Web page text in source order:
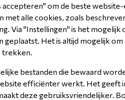
Bengio seat pad
compleet zwart
€ 59,29
€ 49,00 (ex. BTW)
Beperkte voorraad
accepteren" om de beste
met alle cookies, zoals
Via "Instellingen" is het mogelijk
geplaatst. Het is altijd mogelijk
trekken.
bestanden die bewaard
efficiënter werkt. Het geeft
deze gebruiksvriendelijker.